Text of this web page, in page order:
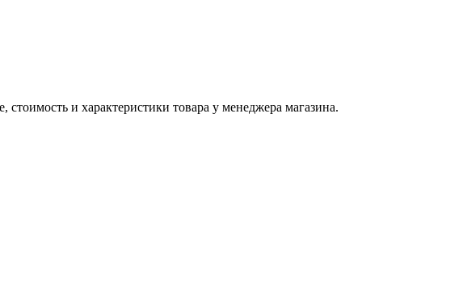
и характеристики товара у менеджера магазина.